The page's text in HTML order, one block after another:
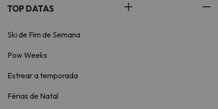
TOP DATAS
Ski de Fim de Semana
Pow Weeks
Estrear a temporada
Férias de Natal